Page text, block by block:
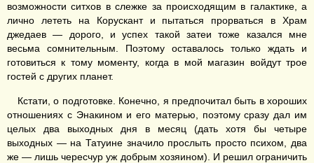
возможности ситхов в слежке за происходящим в галактике, а
лично лететь на Корускант и пытаться прорваться в Храм
джедаев — дорого, и успех такой затеи тоже казался мне
весьма сомнительным. Поэтому оставалось только ждать и
готовиться к тому моменту, когда в мой магазин войдут трое
гостей с других планет.
Кстати, о подготовке. Конечно, я предпочитал быть в хороших
отношениях с Энакином и его матерью, поэтому сразу дал им
целых два выходных дня в месяц (дать хотя бы четыре
выходных — на Татуине значило прослыть просто психом, два
же — лишь чересчур уж добрым хозяином). И решил ограничить